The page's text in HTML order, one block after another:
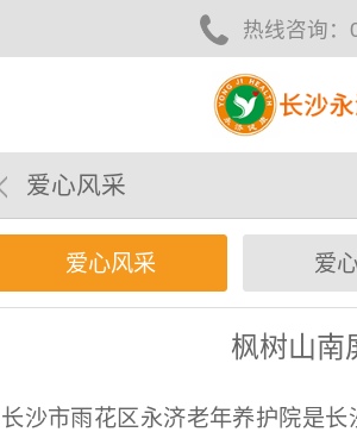
热线咨询：
爱心风采
爱心风采 爱
枫树山南
长沙市雨花区永济老年养护院是